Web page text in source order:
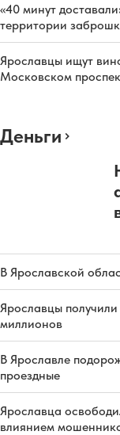
«40 минут
территории
Ярославцы ищут
Московском
Деньги
В Ярославской
Ярославцы
миллионов
В Ярославле
проездные
Ярославца
влиянием